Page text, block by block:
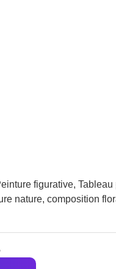
figurative,
nature, composition